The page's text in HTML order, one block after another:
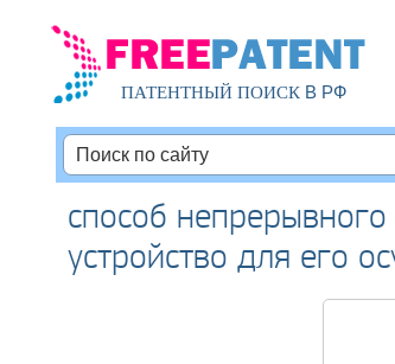
ПАТЕНТНЫЙ ПОИСКВ РФ
способ
устройство для его